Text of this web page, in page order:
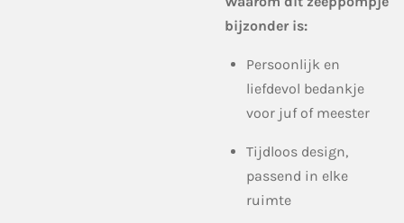
bijzonder is:
Persoonlijk en
liefdevol bedankje
voor juf of meester
Tijdloos design,
passend in elke
ruimte